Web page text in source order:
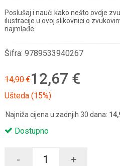
Poslušaj i nauči kako nešto ovdje
ilustracije u ovoj slikovnici o
najmlađe.
Šifra: 9789533940267
14,90 €12,67 €
Ušteda (15%)
Najniža cijena u zadnjih 30 dana:
Dostupno
- +